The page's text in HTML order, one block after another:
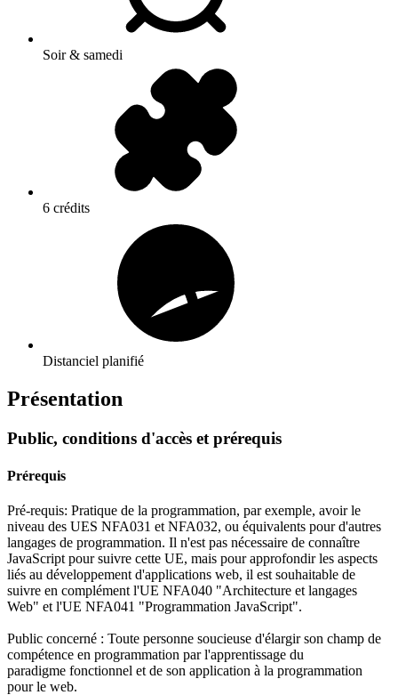
Soir & samedi
6 crédits
Distanciel planifié
Présentation
Public, conditions d'accès et prérequis
Prérequis
Pré-requis: Pratique de la programmation, par exemple, avoir le
niveau des UES NFA031 et NFA032, ou équivalents pour d'autres
langages de programmation. Il n'est pas nécessaire de connaître
JavaScript pour suivre cette UE, mais pour approfondir les aspects
liés au développement d'applications web, il est souhaitable de
suivre en complément l'UE NFA040 "Architecture et langages
Web" et l'UE NFA041 "Programmation JavaScript".
Public concerné : Toute personne soucieuse d'élargir son champ de
compétence en programmation par l'apprentissage du
paradigme fonctionnel et de son application à la programmation
pour le web.